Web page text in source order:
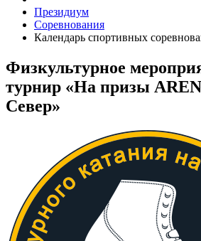
Президиум
Соревнования
Календарь спортивных
Физкультурное
турнир «На призы
Север»